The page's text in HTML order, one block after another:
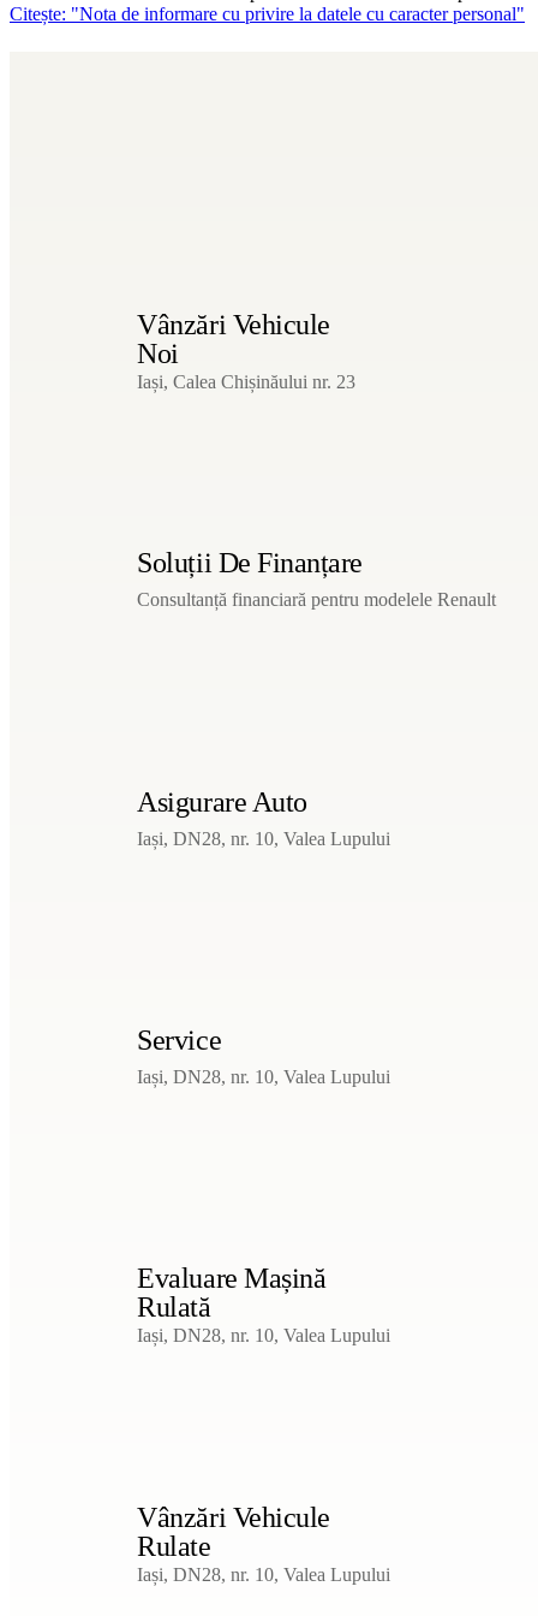
Citește: "Nota de informare cu privire la datele cu caracter personal"
Vânzări Vehicule
Noi
Iași, Calea Chișinăului nr. 23
Soluții De Finanțare
Consultanță financiară pentru modelele Renault
Asigurare Auto
Iași, DN28, nr. 10, Valea Lupului
Service
Iași, DN28, nr. 10, Valea Lupului
Evaluare Mașină
Rulată
Iași, DN28, nr. 10, Valea Lupului
Vânzări Vehicule
Rulate
Iași, DN28, nr. 10, Valea Lupului